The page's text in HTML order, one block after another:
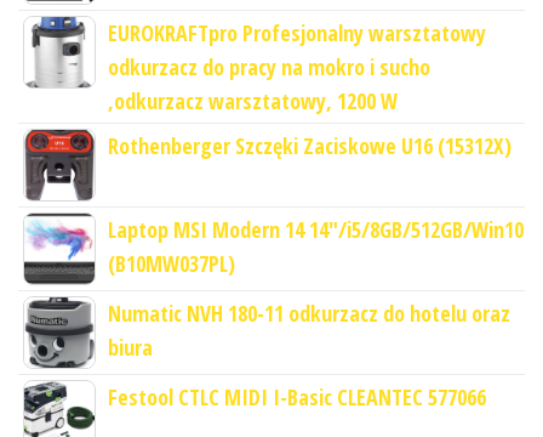
EUROKRAFTpro Profesjonalny warsztatowy
odkurzacz do pracy na mokro i sucho
,odkurzacz warsztatowy, 1200 W
Rothenberger Szczęki Zaciskowe U16 (15312X)
Laptop MSI Modern 14 14"/i5/8GB/512GB/Win10
(B10MW037PL)
Numatic NVH 180-11 odkurzacz do hotelu oraz
biura
Festool CTLC MIDI I-Basic CLEANTEC 577066